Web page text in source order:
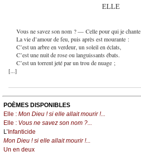
ELLE
Vous ne savez son nom ? — Celle pour qui je chante
La vie d’amour de feu, puis après est mourante :
C’est un arbre en verdeur, un soleil en éclats,
C’est une nuit de rose ou languissants ébats.
C’est un torrent jeté par un trou de nuage ;
[...]
POÈMES DISPONIBLES
Elle : Mon Dieu ! si elle allait mourir !...
Elle : Vous ne savez son nom ?...
L’ Infanticide
Mon Dieu ! si elle allait mourir !...
Un en deux